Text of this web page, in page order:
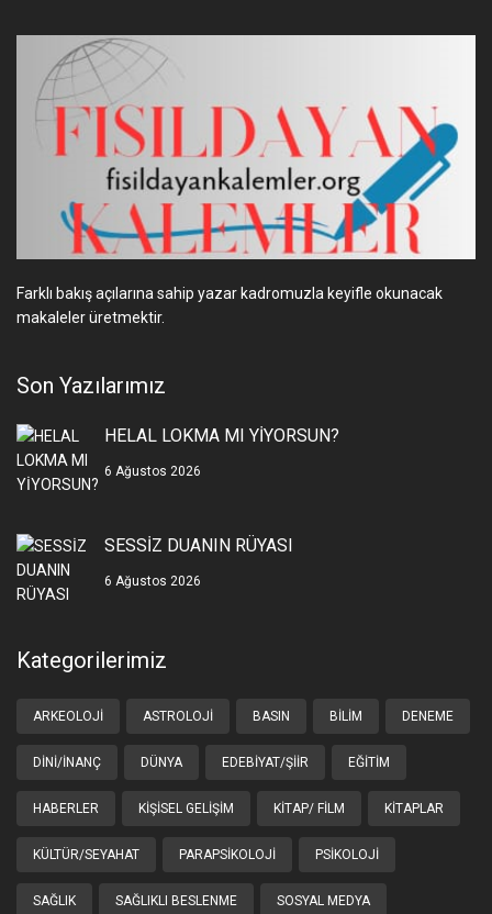
Farklı bakış açılarına sahip yazar kadromuzla keyifle okunacak
makaleler üretmektir.
Son Yazılarımız
HELAL LOKMA MI YİYORSUN?
6 Ağustos 2026
SESSİZ DUANIN RÜYASI
6 Ağustos 2026
Kategorilerimiz
ARKEOLOJI ASTROLOJI BASIN BILIM DENEME
DINI/İNANÇ DÜNYA EDEBIYAT/ŞIIR EĞITIM
HABERLER KIŞISEL GELIŞIM KITAP/ FILM KITAPLAR
KÜLTÜR/SEYAHAT PARAPSIKOLOJI PSIKOLOJI
SAĞLIK SAĞLIKLI BESLENME SOSYAL MEDYA